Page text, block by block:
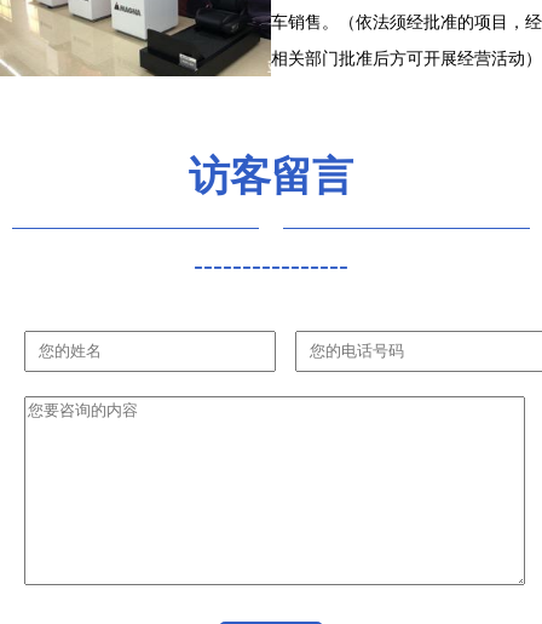
车销售。（依法须经批准的项目，经
相关部门批准后方可开展经营活动）
访客留言
----------------